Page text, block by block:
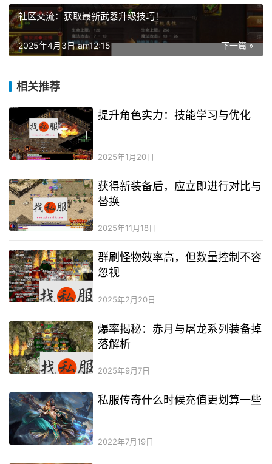
社区交流：获取最新武器升级技巧！
下一篇 »
2025年4月3日 am12:15
相关推荐
提升角色实力：技能学习与优化
2025年1月20日
获得新装备后，应立即进行对比与
替换
2025年11月18日
群刷怪物效率高，但数量控制不容
忽视
2025年2月20日
爆率揭秘：赤月与屠龙系列装备掉
落解析
2025年9月7日
私服传奇什么时候充值更划算一些
2022年7月19日